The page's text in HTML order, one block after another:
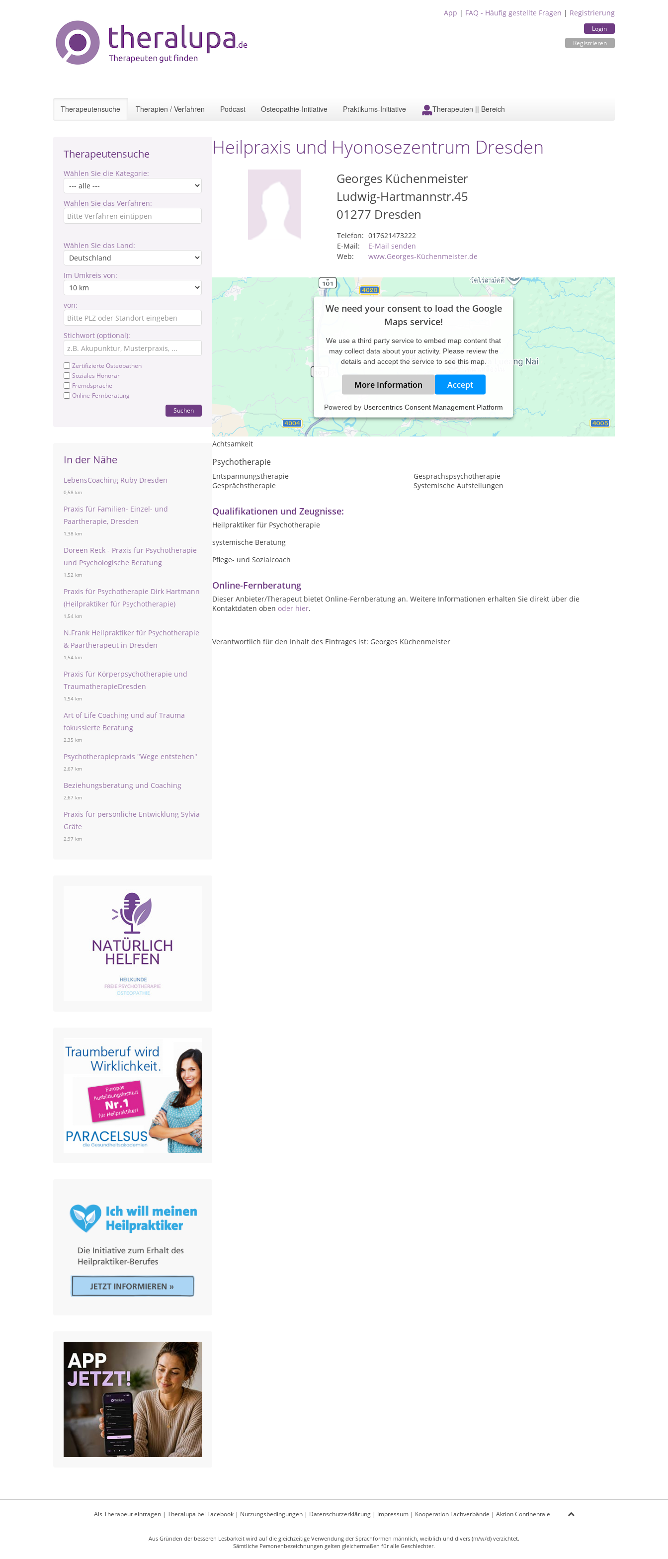
App | FAQ - Häufig gestellte Fragen | Registrierung
Login
Registrieren
Therapeutensuche Therapien / Verfahren Podcast Osteopathie-Initiative Praktikums-Initiative Therapeuten || Bereich
Therapeutensuche
Wählen Sie die Kategorie:
Wählen Sie das Verfahren:
Wählen Sie das Land:
Im Umkreis von:
von:
Stichwort (optional):
Zertifizierte Osteopathen
Soziales Honorar
Fremdsprache
Online-Fernberatung
Suchen
In der Nähe
LebensCoaching Ruby Dresden
0,58 km
Praxis für Familien- Einzel- und
Paartherapie, Dresden
1,38 km
Doreen Reck - Praxis für Psychotherapie
und Psychologische Beratung
1,52 km
Praxis für Psychotherapie Dirk Hartmann
(Heilpraktiker für Psychotherapie)
1,54 km
N.Frank Heilpraktiker für Psychotherapie
& Paartherapeut in Dresden
1,54 km
Praxis für Körperpsychotherapie und
TraumatherapieDresden
1,54 km
Art of Life Coaching und auf Trauma
fokussierte Beratung
2,35 km
Psychotherapiepraxis "Wege entstehen"
2,67 km
Beziehungsberatung und Coaching
2,67 km
Praxis für persönliche Entwicklung Sylvia
Gräfe
2,97 km
Heilpraxis und Hyonosezentrum Dresden
Georges Küchenmeister
Ludwig-Hartmannstr.45
01277 Dresden
Telefon: 017621473222
E-Mail:
E-Mail senden
Web:
www.Georges-Küchenmeister.de
We need your consent to load the Google
Maps service!
We use a third party service to embed map content that
may collect data about your activity. Please review the
details and accept the service to see this map.
More Information Accept
Powered by Usercentrics Consent Management Platform
Leistungsspektrum:
Psychologische Beratung
Achtsamkeit
Psychotherapie
Entspannungstherapie
Gesprächspsychotherapie
Gesprächstherapie
Systemische Aufstellungen
Qualifikationen und Zeugnisse:
Heilpraktiker für Psychotherapie
systemische Beratung
Pflege- und Sozialcoach
Online-Fernberatung
Dieser Anbieter/Therapeut bietet Online-Fernberatung an. Weitere Informationen erhalten Sie direkt über die
Kontaktdaten oben oder hier.
Verantwortlich für den Inhalt des Eintrages ist: Georges Küchenmeister
Als Therapeut eintragen| Theralupa bei Facebook| Nutzungsbedingungen| Datenschutzerklärung| Impressum| Kooperation Fachverbände | Aktion Continentale
Aus Gründen der besseren Lesbarkeit wird auf die gleichzeitige Verwendung der Sprachformen männlich, weiblich und divers (m/w/d) verzichtet.
Sämtliche Personenbezeichnungen gelten gleichermaßen für alle Geschlechter.